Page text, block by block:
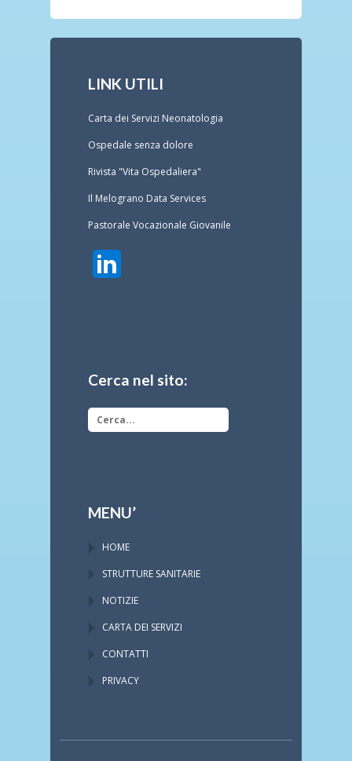
LINK UTILI
Carta dei Servizi Neonatologia
Ospedale senza dolore
Rivista "Vita Ospedaliera"
Il Melograno Data Services
Pastorale Vocazionale Giovanile
Cerca nel sito:
MENU’
HOME
STRUTTURE SANITARIE
NOTIZIE
CARTA DEI SERVIZI
CONTATTI
PRIVACY